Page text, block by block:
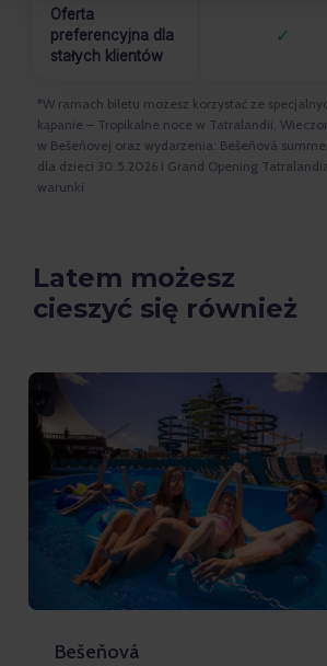
Oferta
preferencyjna dla
stałych klientów
✓
*W ramach biletu możesz korzystać ze
kąpanie – Tropikalne noce w Tatralandii,
w Bešeňovej oraz wydarzenia: Bešeňová
dla dzieci 30.5.2026 i Grand Opening
warunki
Latem możesz
cieszyć się również
Bešeňová